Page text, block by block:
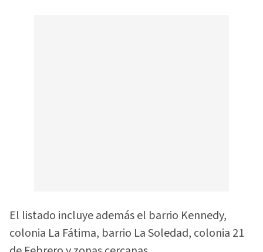
El listado incluye además el barrio Kennedy,
colonia La Fátima, barrio La Soledad, colonia 21